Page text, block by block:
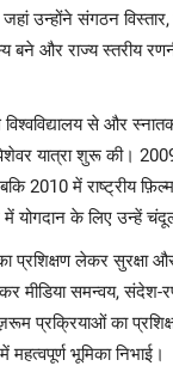
उन्होंने संगठन
बने और राज्य स्तरीय
से और
यात्रा शुरू की।
2010 में राष्ट्रीय
में योगदान के लिए उन्हें
प्रशिक्षण लेकर सुरक्षा
मीडिया समन्वय, संदेश-
प्रक्रियाओं का
महत्वपूर्ण भूमिका निभाई।